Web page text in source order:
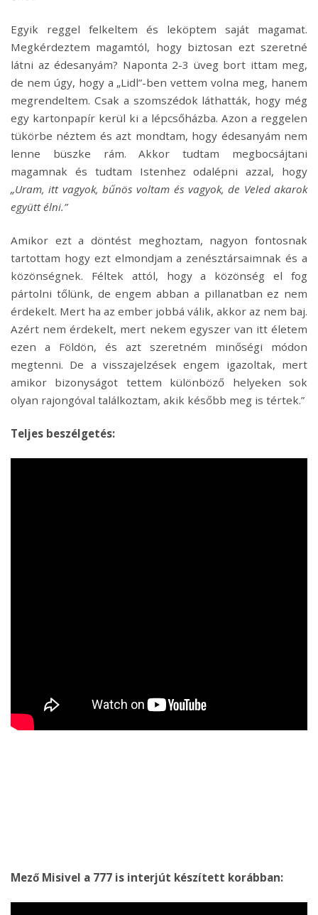
Egyik reggel felkeltem és leköptem saját magamat.
Megkérdeztem magamtól, hogy biztosan ezt szeretné
látni az édesanyám? Naponta 2-3 üveg bort ittam meg,
de nem úgy, hogy a „Lidl”-ben vettem volna meg, hanem
megrendeltem. Csak a szomszédok láthatták, hogy még
egy kartonpapír kerül ki a lépcsőházba. Azon a reggelen
tükörbe néztem és azt mondtam, hogy édesanyám nem
lenne büszke rám. Akkor tudtam megbocsájtani
magamnak és tudtam Istenhez odalépni azzal, hogy
„Uram, itt vagyok, bűnös voltam és vagyok, de Veled akarok
együtt élni.”
Amikor ezt a döntést meghoztam, nagyon fontosnak
tartottam hogy ezt elmondjam a zenésztársaimnak és a
közönségnek. Féltek attól, hogy a közönség el fog
pártolni tőlünk, de engem abban a pillanatban ez nem
érdekelt. Mert ha az ember jobbá válik, akkor az nem baj.
Azért nem érdekelt, mert nekem egyszer van itt életem
ezen a Földön, és azt szeretném minőségi módon
megtenni. De a visszajelzések engem igazoltak, mert
amikor bizonyságot tettem különböző helyeken sok
olyan rajongóval találkoztam, akik később meg is tértek.”
Teljes beszélgetés:
Mező Misivel a 777 is interjút készített korábban: